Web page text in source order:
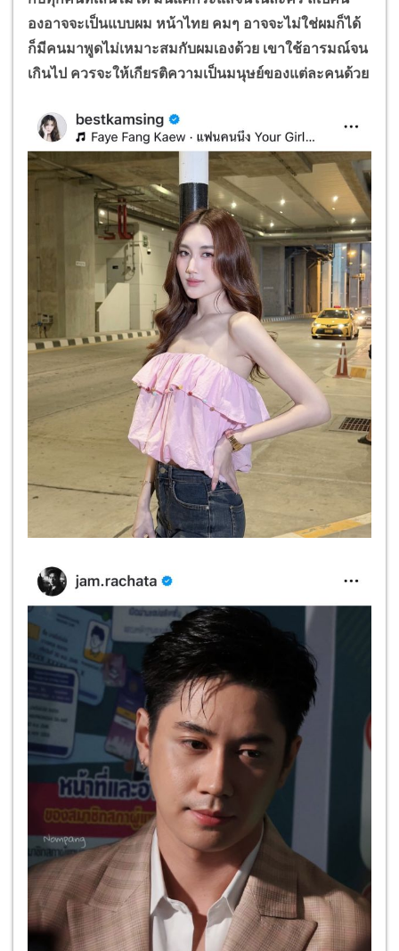
องอาจจะเป็นแบบผม หน้าไทย คมๆ อาจจะไม่ใช่ผมก็ได้
ก็มีคนมาพูดไม่เหมาะสมกับผมเองด้วย เขาใช้อารมณ์จน
เกินไป ควรจะให้เกียรติความเป็นมนุษย์ของแต่ละคนด้วย